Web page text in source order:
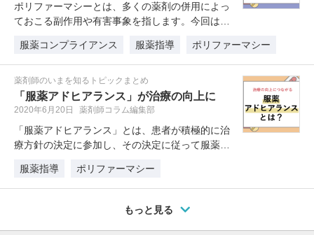
ポリファーマシーとは、多くの薬剤の併用によっ
ておこる副作用や有害事象を指します。今回は、
服薬コンプライアンス
服薬指導 ポリファーマシー
薬剤師のいまを知るトピックまとめ
「服薬アドヒアランス」が治療の向上に
2020年6月20日 薬剤師コラム編集部
「服薬アドヒアランス」とは、患者が積極的に治
療方針の決定に参加し、その決定に従って服薬遵
服薬指導
ポリファーマシー
もっと見る